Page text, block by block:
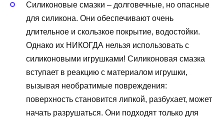
Силиконовые смазки – долговечные, но опасные
для силикона. Они обеспечивают очень
длительное и скользкое покрытие, водостойки.
Однако их НИКОГДА нельзя использовать с
силиконовыми игрушками! Силиконовая смазка
вступает в реакцию с материалом игрушки,
вызывая необратимые повреждения:
поверхность становится липкой, разбухает, может
начать разрушаться. Они подходят только для